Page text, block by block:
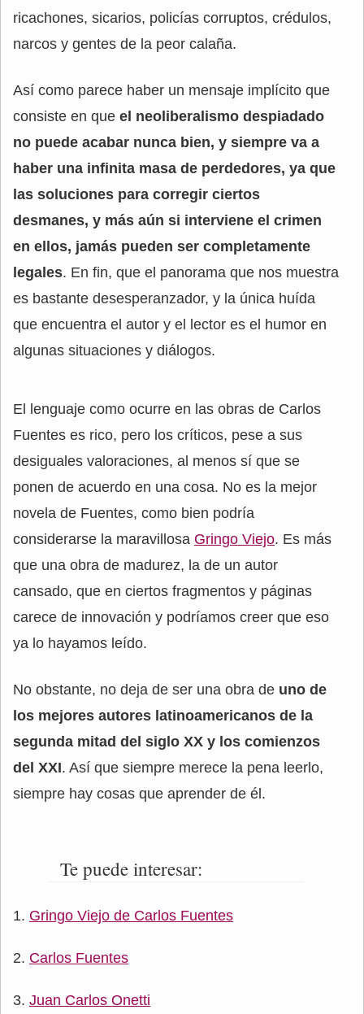
ricachones, sicarios, policías corruptos, crédulos,
narcos y gentes de la peor calaña.
Así como parece haber un mensaje implícito que
consiste en que el neoliberalismo despiadado
no puede acabar nunca bien, y siempre va a
haber una infinita masa de perdedores, ya que
las soluciones para corregir ciertos
desmanes, y más aún si interviene el crimen
en ellos, jamás pueden ser completamente
legales. En fin, que el panorama que nos muestra
es bastante desesperanzador, y la única huída
que encuentra el autor y el lector es el humor en
algunas situaciones y diálogos.
El lenguaje como ocurre en las obras de Carlos
Fuentes es rico, pero los críticos, pese a sus
desiguales valoraciones, al menos sí que se
ponen de acuerdo en una cosa. No es la mejor
novela de Fuentes, como bien podría
considerarse la maravillosa Gringo Viejo. Es más
que una obra de madurez, la de un autor
cansado, que en ciertos fragmentos y páginas
carece de innovación y podríamos creer que eso
ya lo hayamos leído.
No obstante, no deja de ser una obra de uno de
los mejores autores latinoamericanos de la
segunda mitad del siglo XX y los comienzos
del XXI. Así que siempre merece la pena leerlo,
siempre hay cosas que aprender de él.
Te puede interesar:
Gringo Viejo de Carlos Fuentes
Carlos Fuentes
Juan Carlos Onetti